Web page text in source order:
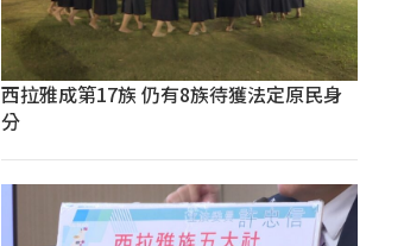
西拉雅成第17族 仍有8族待獲法定原民身
分